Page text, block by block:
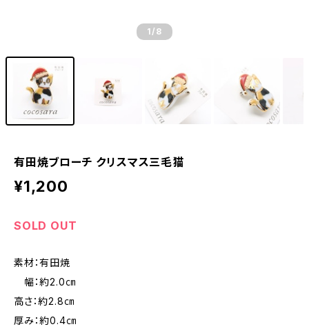
1 /8
有田焼ブローチ クリスマス三毛猫
¥1,200
SOLD OUT
素材：有田焼
幅：約2.0㎝
高さ：約2.8㎝
厚み：約0.4㎝